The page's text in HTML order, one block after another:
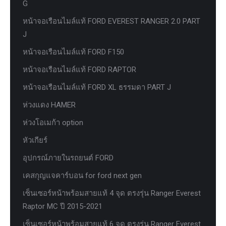
G
หน้าจอเรือนไมล์แท้ FORD EVEREST RANGER 2.0 PART
J
หน้าจอเรือนไมล์แท้ FORD F150
หน้าจอเรือนไมล์แท้ FORD RAPTOR
หน้าจอเรือนไมล์แท้ FORD XL ธรรมดา PART J
ห่วงแดง HAMER
ห่วงโอเมก้า option
หัวเกียร์
อุปกรณ์ภายในรถยนต์ FORD
เคสกุญแจคาร์บอน for ford next gen
เซ็นเซอร์หน้าพร้อมสายแท้ 4 จุด ตรงรุ่น Ranger Everest
Raptor MC ปี 2015-2021